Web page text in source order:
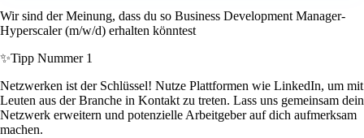
Wir sind der Meinung, dass du so Business Development Manager-
Hyperscaler (m/w/d) erhalten könntest
✨Tipp Nummer 1
Netzwerken ist der Schlüssel! Nutze Plattformen wie LinkedIn, um mit
Leuten aus der Branche in Kontakt zu treten. Lass uns gemeinsam dein
Netzwerk erweitern und potenzielle Arbeitgeber auf dich aufmerksam
machen.